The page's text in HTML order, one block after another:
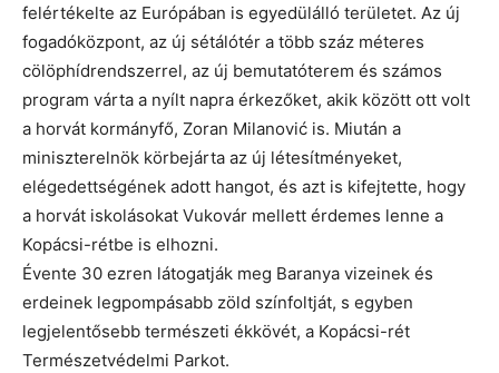
felértékelte az Európában is egyedülálló területet. Az új
fogadóközpont, az új sétálótér a több száz méteres
cölöphídrendszerrel, az új bemutatóterem és számos
program várta a nyílt napra érkezőket, akik között ott volt
a horvát kormányfő, Zoran Milanović is. Miután a
miniszterelnök körbejárta az új létesítményeket,
elégedettségének adott hangot, és azt is kifejtette, hogy
a horvát iskolásokat Vukovár mellett érdemes lenne a
Kopácsi-rétbe is elhozni.
Évente 30 ezren látogatják meg Baranya vizeinek és
erdeinek legpompásabb zöld színfoltját, s egyben
legjelentősebb természeti ékkövét, a Kopácsi-rét
Természetvédelmi Parkot.